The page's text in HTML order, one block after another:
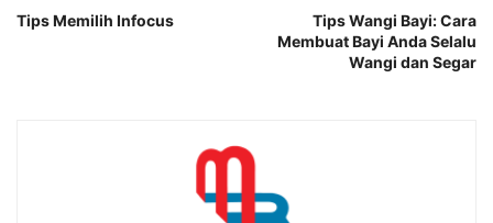
Tips Memilih Infocus
Tips Wangi Bayi: Cara
Membuat Bayi Anda Selalu
Wangi dan Segar